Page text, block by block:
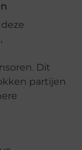
Dit
partijen